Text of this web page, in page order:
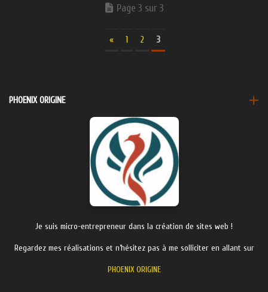
Page 3 sur 3
« 1 2 3
PHOENIX ORIGINE
Je suis micro-entrepreneur dans la création de sites web !
Regardez mes réalisations et n’hésitez pas à me solliciter en allant sur
PHOENIX ORIGINE